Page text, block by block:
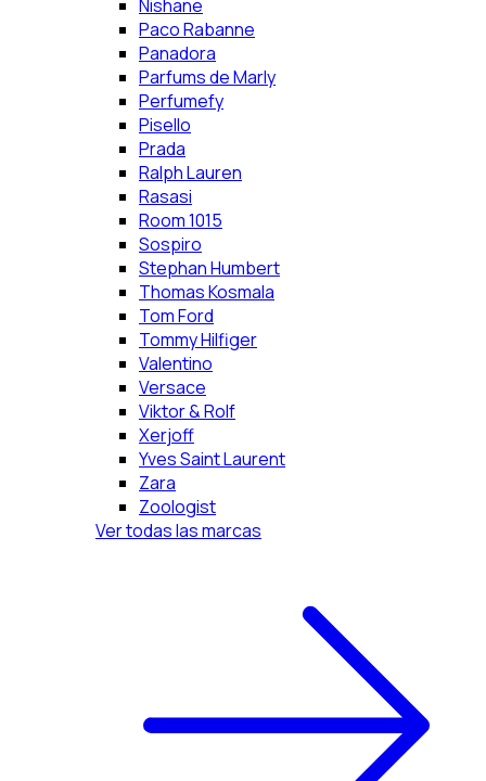
Nishane
Paco Rabanne
Panadora
Parfums de Marly
Perfumefy
Pisello
Prada
Ralph Lauren
Rasasi
Room 1015
Sospiro
Stephan Humbert
Thomas Kosmala
Tom Ford
Tommy Hilfiger
Valentino
Versace
Viktor & Rolf
Xerjoff
Yves Saint Laurent
Zara
Zoologist
Ver todas las marcas